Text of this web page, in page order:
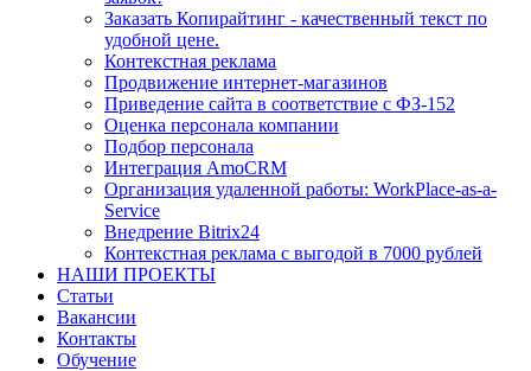
Заказать Копирайтинг - качественный текст по
удобной цене.
Контекстная реклама
Продвижение интернет-магазинов
Приведение сайта в соответствие с ФЗ-152
Оценка персонала компании
Подбор персонала
Интеграция AmoCRM
Организация удаленной работы: WorkPlace-as-a-
Service
Внедрение Bitrix24
Контекстная реклама с выгодой в 7000 рублей
НАШИ ПРОЕКТЫ
Статьи
Вакансии
Контакты
Обучение